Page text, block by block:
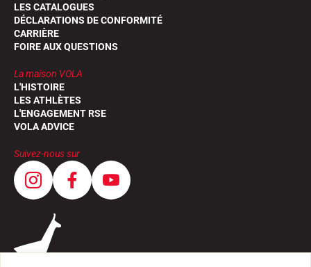
LES CATALOGUES
DÉCLARATIONS DE CONFORMITÉ
CARRIÈRE
FOIRE AUX QUESTIONS
La maison VOLA
L'HISTOIRE
LES ATHLÈTES
L'ENGAGEMENT RSE
VOLA ADVICE
Suivez-nous sur